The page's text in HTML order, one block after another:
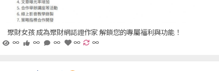
聚財女孩 成為聚財網認證作家 解鎖您的專屬福利與功能！
∞
∞ ∞ ∞ ∞